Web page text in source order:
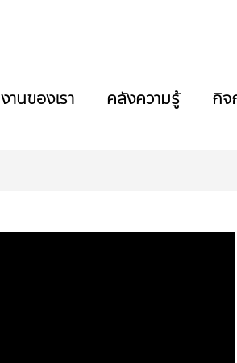
งานของเรา คลังความรู้ กิจ